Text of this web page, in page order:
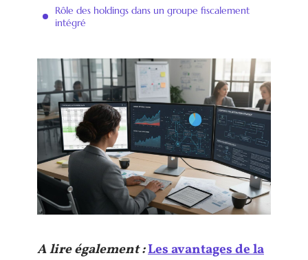
Rôle des holdings dans un groupe fiscalement
intégré
A lire également :Les avantages de la